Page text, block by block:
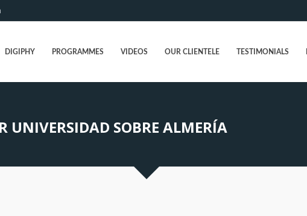
DIGIPHY PROGRAMMES VIDEOS OUR CLIENTELE TESTIMONIALS
UNIVERSIDAD SOBRE ALMERÍA